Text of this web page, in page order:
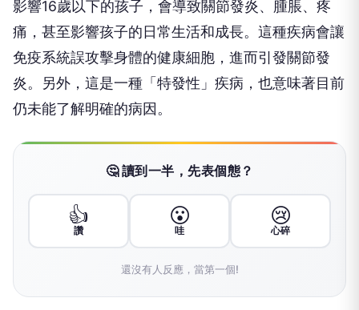
影響16歲以下的孩子，會導致關節發炎、腫脹、疼
痛，甚至影響孩子的日常生活和成長。這種疾病會讓
免疫系統誤攻擊身體的健康細胞，進而引發關節發
炎。另外，這是一種「特發性」疾病，也意味著目前
仍未能了解明確的病因。
🤔 讀到一半，先表個態？
👍
讚
😮
哇
😢
心碎
還沒有人反應，當第一個!